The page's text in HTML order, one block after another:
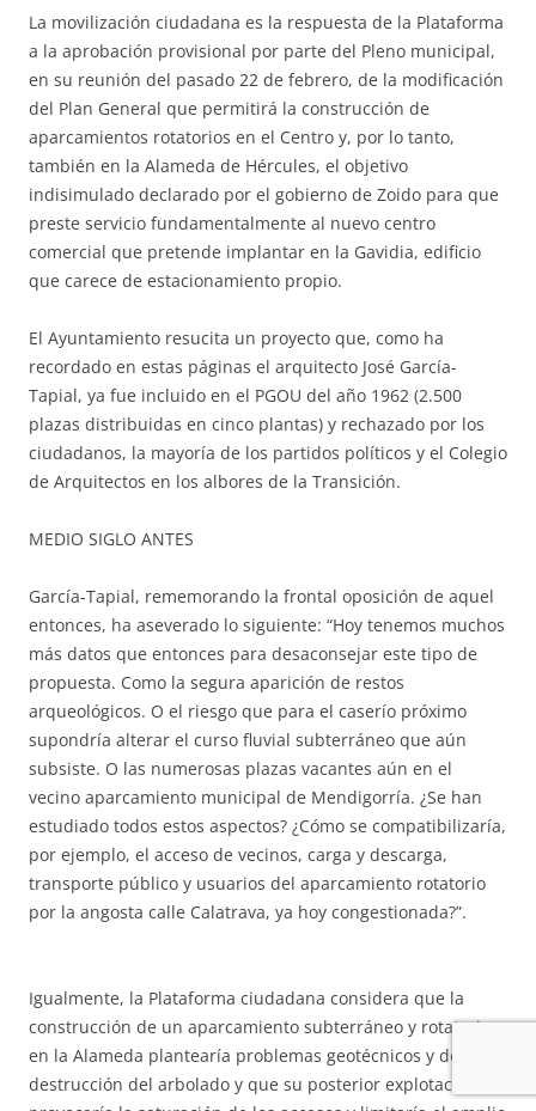
La movilización ciudadana es la respuesta de la Plataforma
a la aprobación provisional por parte del Pleno municipal,
en su reunión del pasado 22 de febrero, de la modificación
del Plan General que permitirá la construcción de
aparcamientos rotatorios en el Centro y, por lo tanto,
también en la Alameda de Hércules, el objetivo
indisimulado declarado por el gobierno de Zoido para que
preste servicio fundamentalmente al nuevo centro
comercial que pretende implantar en la Gavidia, edificio
que carece de estacionamiento propio.
El Ayuntamiento resucita un proyecto que, como ha
recordado en estas páginas el arquitecto José García-
Tapial, ya fue incluido en el PGOU del año 1962 (2.500
plazas distribuidas en cinco plantas) y rechazado por los
ciudadanos, la mayoría de los partidos políticos y el Colegio
de Arquitectos en los albores de la Transición.
MEDIO SIGLO ANTES
García-Tapial, rememorando la frontal oposición de aquel
entonces, ha aseverado lo siguiente: “Hoy tenemos muchos
más datos que entonces para desaconsejar este tipo de
propuesta. Como la segura aparición de restos
arqueológicos. O el riesgo que para el caserío próximo
supondría alterar el curso fluvial subterráneo que aún
subsiste. O las numerosas plazas vacantes aún en el
vecino aparcamiento municipal de Mendigorría. ¿Se han
estudiado todos estos aspectos? ¿Cómo se compatibilizaría,
por ejemplo, el acceso de vecinos, carga y descarga,
transporte público y usuarios del aparcamiento rotatorio
por la angosta calle Calatrava, ya hoy congestionada?”.
Igualmente, la Plataforma ciudadana considera que la
construcción de un aparcamiento subterráneo y rotatorio
en la Alameda plantearía problemas geotécnicos y de
destrucción del arbolado y que su posterior explotación